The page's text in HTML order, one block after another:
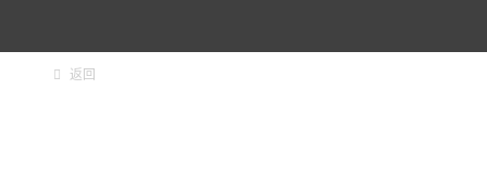
返回